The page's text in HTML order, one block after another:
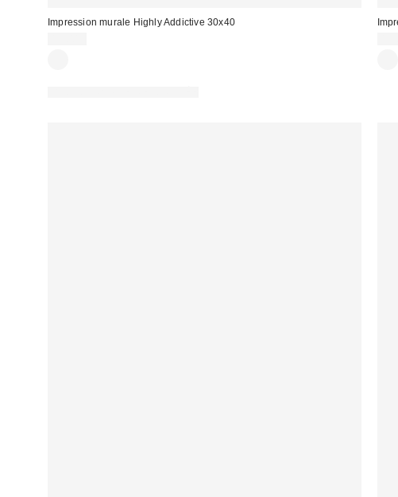
Impression murale Highly Addictive 30x40